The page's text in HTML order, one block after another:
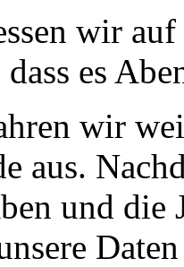
wir
dass es
wir
aus.
und